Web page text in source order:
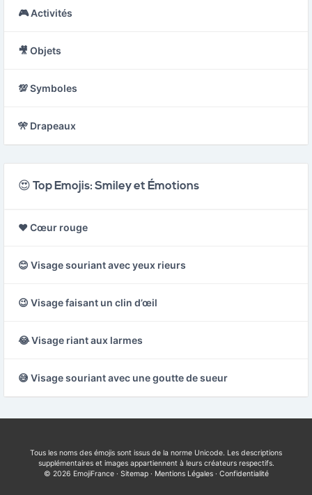
🎮 Activités
🎥 Objets
💯 Symboles
🎌 Drapeaux
😍 Top Emojis: Smiley et Émotions
❤️ Cœur rouge
😊 Visage souriant avec yeux rieurs
😉 Visage faisant un clin d’œil
😂 Visage riant aux larmes
😅 Visage souriant avec une goutte de sueur
Tous les noms des émojis sont issus de la norme Unicode. Les descriptions
supplémentaires et images appartiennent à leurs créateurs respectifs.
© 2026 EmojiFrance · Sitemap· Mentions Légales· Confidentialité